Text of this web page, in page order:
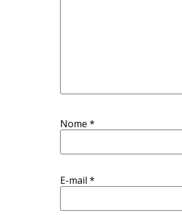
Nome *
E-mail *